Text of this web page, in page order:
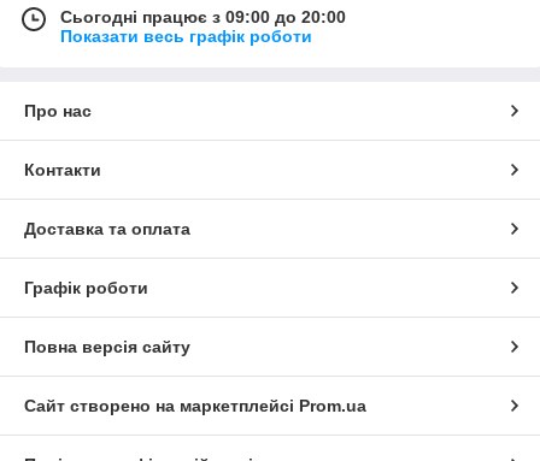
Сьогодні працює з 09:00 до 20:00
Показати весь графік роботи
Про нас
Контакти
Доставка та оплата
Графік роботи
Повна версія сайту
Сайт створено на маркетплейсі Prom.ua